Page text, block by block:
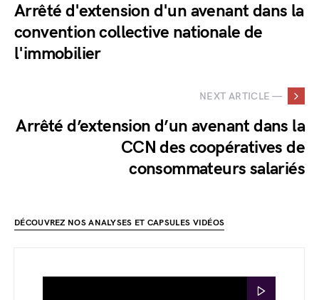
Arrêté d'extension d'un avenant dans la
convention collective nationale de
l'immobilier
NEXT ARTICLE —
Arrêté d’extension d’un avenant dans la
CCN des coopératives de
consommateurs salariés
DÉCOUVREZ NOS ANALYSES ET CAPSULES VIDÉOS